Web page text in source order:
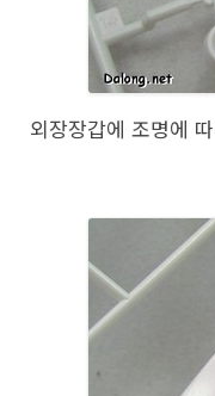
외장장갑에 조명에